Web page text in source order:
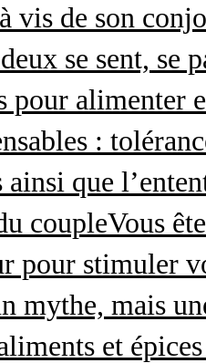
vis de son
se sent, se
pour alimenter
:
ainsi que
coupleVous
pour stimuler
mythe, mais
et